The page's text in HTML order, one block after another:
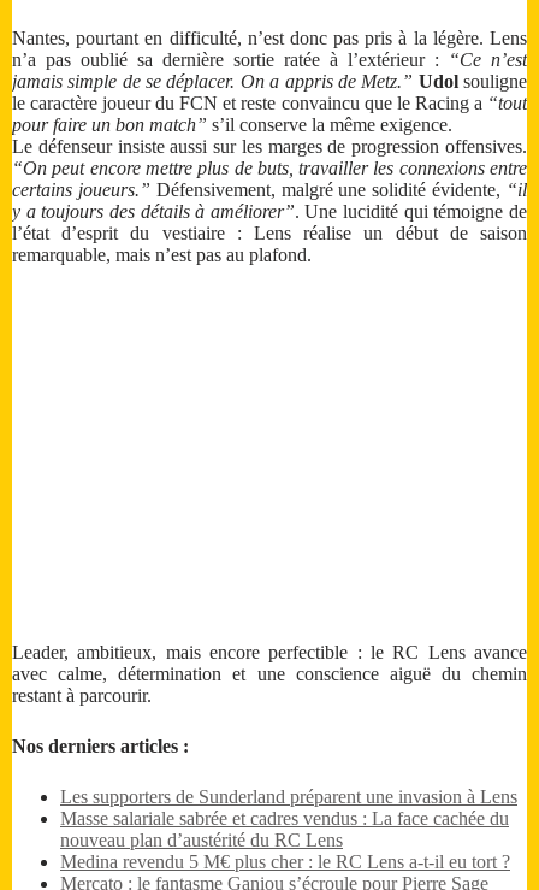
Nantes, pourtant en difficulté, n’est donc pas pris à la légère. Lens
n’a pas oublié sa dernière sortie ratée à l’extérieur :
“Ce n’est
jamais simple de se déplacer. On a appris de Metz.” Udolsouligne
le caractère joueur du FCN et reste convaincu que le Racing a “tout
pour faire un bon match” s’il conserve la même exigence.
Le défenseur insiste aussi sur les marges de progression offensives.
“On peut encore mettre plus de buts, travailler les connexions entre
certains joueurs.” Défensivement, malgré une solidité évidente, “il
y a toujours des détails à améliorer”. Une lucidité qui témoigne de
l’état d’esprit du vestiaire : Lens réalise un début de saison
remarquable, mais n’est pas au plafond.
Leader, ambitieux, mais encore perfectible : le RC Lens avance
avec calme, détermination et une conscience aiguë du chemin
restant à parcourir.
Nos derniers articles :
Les supporters de Sunderland préparent une invasion à Lens
Masse salariale sabrée et cadres vendus : La face cachée du
nouveau plan d’austérité du RC Lens
Medina revendu 5 M€ plus cher : le RC Lens a-t-il eu tort ?
Mercato : le fantasme Ganiou s’écroule pour Pierre Sage